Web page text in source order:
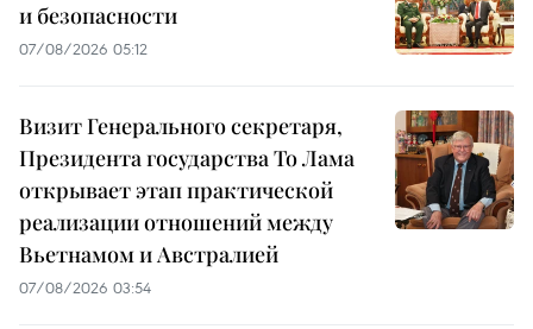
и безопасности
07/08/2026 05:12
Визит Генерального секретаря,
Президента государства То Лама
открывает этап практической
реализации отношений между
Вьетнамом и Австралией
07/08/2026 03:54